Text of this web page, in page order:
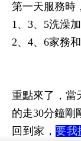
第一天服務時
1、3、5洗澡
2、4、6家務和
重點來了，當
的走30分鐘剛
回到家，要我